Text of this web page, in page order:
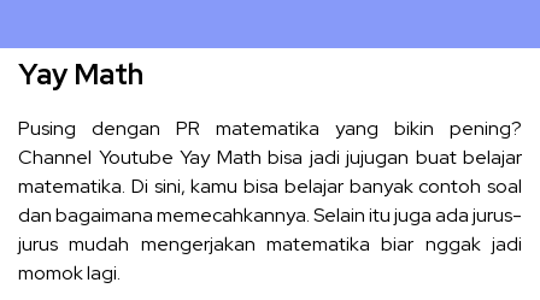
Yay Math
Pusing dengan PR matematika yang bikin pening?
Channel Youtube Yay Math bisa jadi jujugan buat belajar
matematika. Di sini, kamu bisa belajar banyak contoh soal
dan bagaimana memecahkannya. Selain itu juga ada jurus-
jurus mudah mengerjakan matematika biar nggak jadi
momok lagi.